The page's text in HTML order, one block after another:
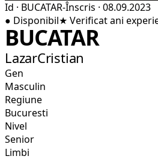
Id · BUCATAR-Înscris · 08.09.2023
● Disponibil★ Verificatani
BUCATAR
LazarCristian
Gen
Masculin
Regiune
Bucuresti
Nivel
Senior
Limbi